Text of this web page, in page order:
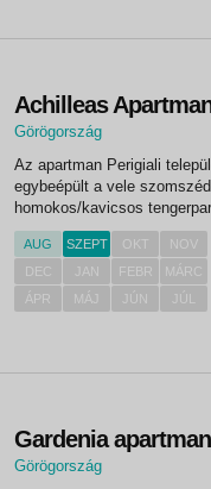
Achilleas
Görögország
Nidri
Az apartman Perigiali
egybeépült a vele
homokos/kavicsos
nyílik a tengerre. Nidri
kilométerre helyezkedik...
AUG SZEPT OKT
NOV
DEC
JAN FEBR
MÁRC
ÁPR
MÁJ JÚN JÚL
Gardenia
Görögország